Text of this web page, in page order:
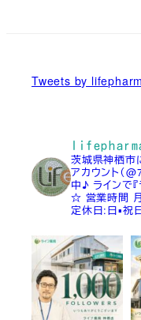
Tweets by
茨城県神栖市
アカウント（
中♪ ラインで
☆ 営業時間
定休日:日▪祝